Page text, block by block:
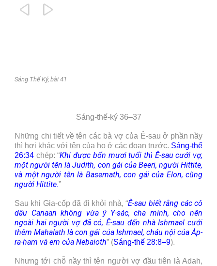
 
Sáng Thế Ký, bài 41
Sáng-thế-ký 36–37
Những chi tiết về tên các bà vợ của Ê-sau ở phần nầy
thì hơi khác với tên của họ ở các đoạn trước. Sáng-thế
26:34 chép: “Khi được bốn mươi tuổi thì Ê-sau cưới vợ,
một người tên là Judith, con gái của Beeri, người Hittite,
và một người tên là Basemath, con gái của Elon, cũng
người Hittite.”
Sau khi Gia-cốp đã đi khỏi nhà, “Ê-sau biết rằng các cô
dâu Canaan không vừa ý Y-sác, cha mình, cho nên
ngoài hai người vợ đã có, Ê-sau đến nhà Ishmael cưới
thêm Mahalath là con gái của Ishmael, cháu nội của Áp-
ra-ham và em của Nebaioth” (Sáng-thế 28:8–9).
Nhưng tới chỗ nầy thì tên người vợ đầu tiên là Adah,